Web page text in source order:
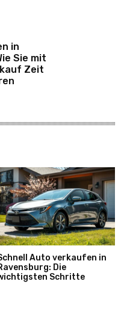
in
Sie mit
Zeit
Auto verkaufen in
Die
Schritte